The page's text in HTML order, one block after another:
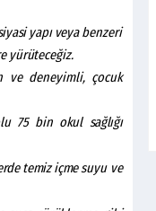
yapı veyabenzeri
yürüteceğiz.
ve deneyimli, çocuk
75 bin okul sağlığı
temiz içmesuyu ve